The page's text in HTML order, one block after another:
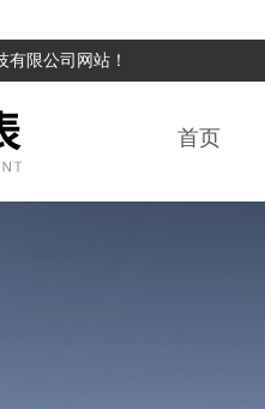
限公司网站！
首页